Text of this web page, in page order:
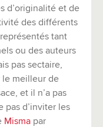
d’originalité et de
des différents
tant
ou des auteurs
pas sectaire,
le meilleur de
et il n’a pas
pas d’inviter les
Misma par